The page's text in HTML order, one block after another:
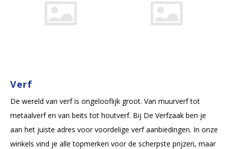
Verf
De wereld van verf is ongelooflijk groot. Van muurverf tot
metaalverf en van beits tot houtverf. Bij De Verfzaak ben je
aan het juiste adres voor voordelige verf aanbiedingen. In onze
winkels vind je alle topmerken voor de scherpste prijzen, maar